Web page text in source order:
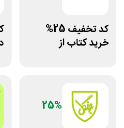
کد تخفیف 25%
خرید کتاب از
25%